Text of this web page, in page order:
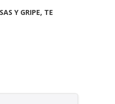
Y GRIPE, TE